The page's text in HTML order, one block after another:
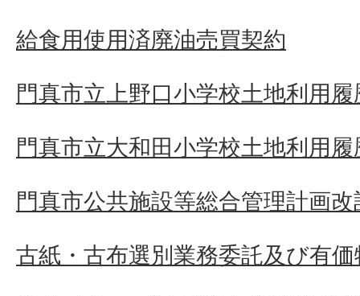
給食用使用済廃油売買契約
門真市立上野口小学校土地利用
門真市立大和田小学校土地利用
門真市公共施設等総合管理計画
古紙・古布選別業務委託及び有